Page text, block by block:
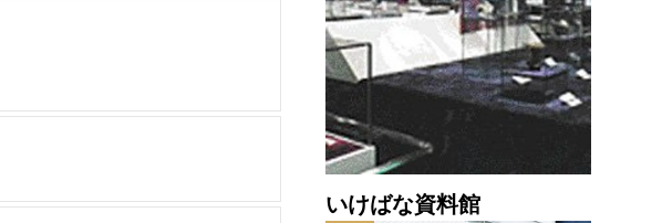
いけばな資料館